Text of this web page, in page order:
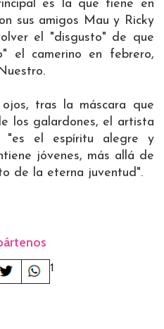
es la que tiene en
sus amigos Mau y Ricky
el "disgusto" de que
el camerino en febrero,
tras la máscara que
los galardones, el artista
"es el espíritu alegre y
jóvenes, más allá de
de la eterna juventud".
1